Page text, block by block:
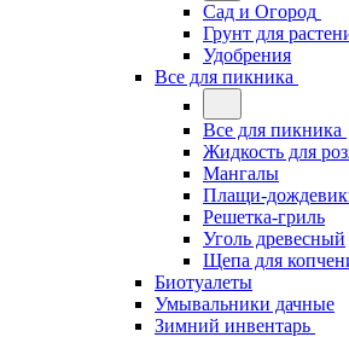
Сад и Огород
Грунт для
Удобрения
Все для пикника
Все для пикника
Жидкость для
Мангалы
Плащи-
Решетка-гриль
Уголь древесный
Щепа для
Биотуалеты
Умывальники дачные
Зимний инвентарь